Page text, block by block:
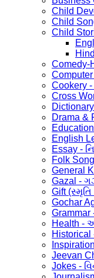
Child
Child
Child
Comedy-
Cookery -
Cross
Drama &
English
Essay -
Folk
General
Gazal -
Gift
Gochar
Grammar
Health -
Historical
Jeevan
Jokes -